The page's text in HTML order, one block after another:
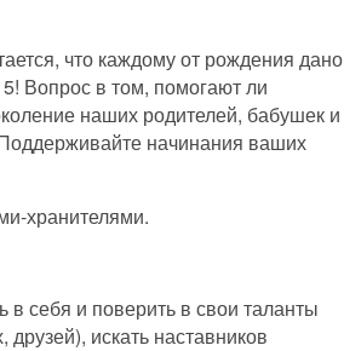
что каждому от рождения дано
Вопрос в том, помогают ли
наших родителей, бабушек и
начинания ваших
хранителями.
в себя и поверить в свои таланты
искать наставников